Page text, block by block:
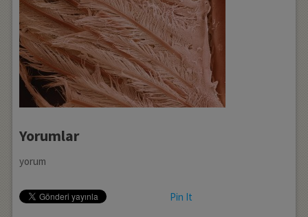
Yorumlar
yorum
Pin It